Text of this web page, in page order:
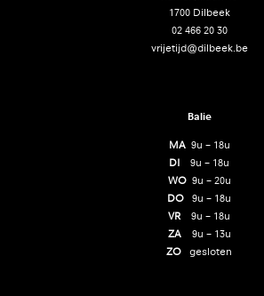
1700 Dilbeek
02 466 20 30
vrijetijd@dilbeek.be
Balie
MA 9u – 18u
DI 9u – 18u
WO9u – 20u
DO 9u – 18u
VR 9u – 18u
ZA
9u – 13u
ZO gesloten